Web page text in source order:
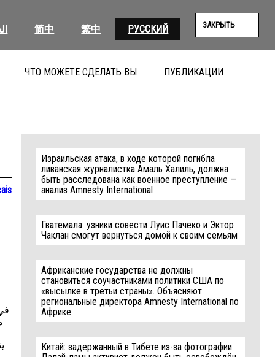
简中 繁中 РУССКИЙ ЗАКРЫТЬ
ЧТО МОЖЕТЕ СДЕЛАТЬ ВЫ ПУБЛИКАЦИИ
Израильская атака, в ходе которой погибла
ливанская журналистка Амаль Халиль, должна
быть расследована как военное преступление —
анализ Amnesty International
Гватемала: узники совести Луис Пачеко и Эктор
Чаклан смогут вернуться домой к своим семьям
Африканские государства не должны
становиться соучастниками политики США по
«высылке в третьи страны». Объясняют
региональные директора Amnesty International по
Африке
Китай: задержанный в Тибете из-за фотографии